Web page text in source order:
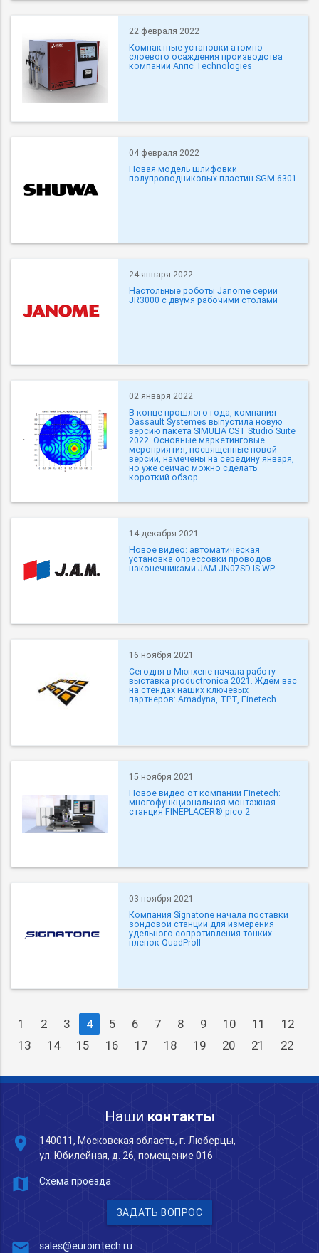
22 февраля 2022
Компактные установки атомно-
слоевого осаждения производства
компании Anric Technologies
04 февраля 2022
Новая модель шлифовки
полупроводниковых пластин SGM-6301
24 января 2022
Настольные роботы Janome серии
JR3000 с двумя рабочими столами
02 января 2022
В конце прошлого года, компания
Dassault Systemes выпустила новую
версию пакета SIMULIA CST Studio Suite
2022. Основные маркетинговые
мероприятия, посвященные новой
версии, намечены на середину января,
но уже сейчас можно сделать
короткий обзор.
14 декабря 2021
Новое видео: автоматическая
установка опрессовки проводов
наконечниками JAM JN07SD-IS-WP
16 ноября 2021
Сегодня в Мюнхене начала работу
выставка productronica 2021. Ждем вас
на стендах наших ключевых
партнеров: Amadyna, TPT, Finetech.
15 ноября 2021
Новое видео от компании Finetech:
многофункциональная монтажная
станция FINEPLACER® pico 2
03 ноября 2021
Компания Signatone начала поставки
зондовой станции для измерения
удельного сопротивления тонких
пленок QuadProII
1 2 3 4 5 6 7 8 9 10 11
12
13
14 15 16 17 18 19 20 21 22
Наши контакты
place
140011, Московская область, г. Люберцы,
ул. Юбилейная, д. 26, помещение 016
map Схема проезда
ЗАДАТЬ ВОПРОС
mail sales@eurointech.ru